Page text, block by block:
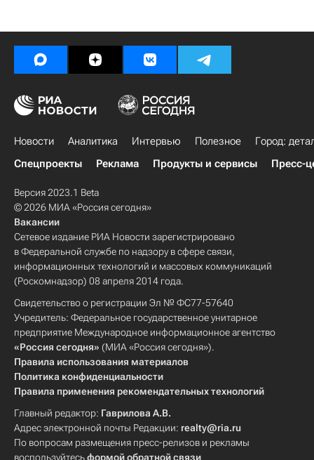
Новости Аналитика Интервью Полезное
Город:
Спецпроекты
Реклама Продукты и сервисы Пресс-
Версия 2023.1 Beta
© 2026 МИА «Россия сегодня»
Вакансии
Сетевое издание РИА Новости зарегистрировано
в Федеральной службе по надзору в сфере связи,
информационных технологий и массовых коммуникаций
(Роскомнадзор) 08 апреля 2014 года.
Свидетельство о регистрации Эл № ФС77-57640
Учредитель: Федеральное государственное унитарное
предприятие Международное информационное агентство
«Россия сегодня» (МИА «Россия сегодня»).
Правила использования материалов
Политика конфиденциальности
Правила применения рекомендательных технологий
Главный редактор: Гаврилова А.В.
Адрес электронной почты Редакции: realty@ria.ru
По вопросам размещения пресс-релизов и рекламы
воспользуйтесьформой обратной связи